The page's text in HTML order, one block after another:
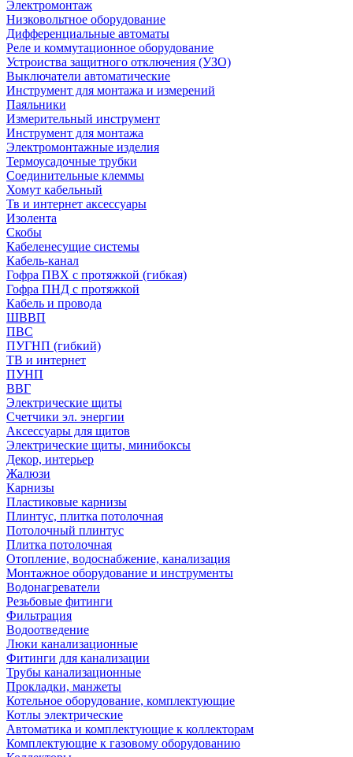
Электромонтаж
Низковольтное оборудование
Дифференциальные автоматы
Реле и коммутационное оборудование
Устроиства защитного отключения (УЗО)
Выключатели автоматические
Инструмент для монтажа и измерений
Паяльники
Измерительный инструмент
Инструмент для монтажа
Электромонтажные изделия
Термоусадочные трубки
Соединительные клеммы
Хомут кабельный
Тв и интернет аксессуары
Изолента
Скобы
Кабеленесущие системы
Кабель-канал
Гофра ПВХ с протяжкой (гибкая)
Гофра ПНД с протяжкой
Кабель и провода
ШВВП
ПВС
ПУГНП (гибкий)
ТВ и интернет
ПУНП
ВВГ
Электрические щиты
Счетчики эл. энергии
Аксессуары для щитов
Электрические щиты, минибоксы
Декор, интерьер
Жалюзи
Карнизы
Пластиковые карнизы
Плинтус, плитка потолочная
Потолочный плинтус
Плитка потолочная
Отопление, водоснабжение, канализация
Монтажное оборудование и инструменты
Водонагреватели
Резьбовые фитинги
Фильтрация
Водоотведение
Люки канализационные
Фитинги для канализации
Трубы канализационные
Прокладки, манжеты
Котельное оборудование, комплектующие
Котлы электрические
Автоматика и комплектующие к коллекторам
Комплектующие к газовому оборудованию